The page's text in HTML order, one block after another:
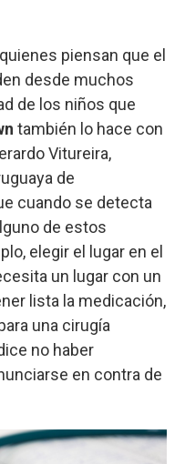
piensan que el
desde muchos
de los niños que
también lo hace con
Vitureira,
de
cuando se detecta
de estos
elegir el lugar en el
un lugar con un
lista la medicación,
una cirugía
no haber
en contra de